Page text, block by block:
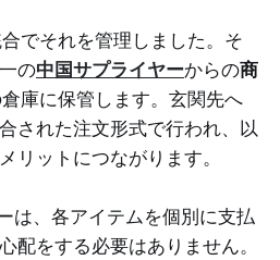
でそれを管理しました。そ
の中国サプライヤーからの商
庫に保管します。玄関先へ
された注文形式で行われ、以
リットにつながります。
は、各アイテムを個別に支払
配をする必要はありません。